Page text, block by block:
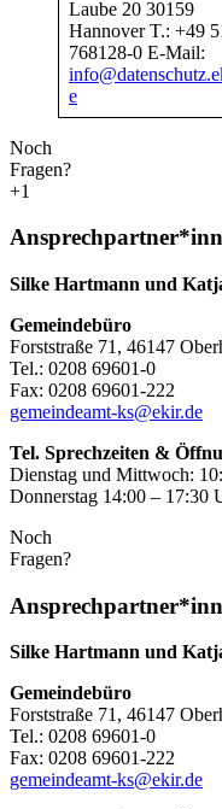
Laube 20 30159
Hannover T.: +49
768128-0 E-Mail:
e
Noch
Fragen?
+1
Silke Hartmann und
Gemeindebüro
Forststraße 71, 46147
Tel.: 0208 69601-0
Fax: 0208 69601-222
gemeindeamt-ks@ekir.de
Tel. Sprechzeiten &
Dienstag und Mittwoch:
Donnerstag 14:00 – 17:30
Noch
Fragen?
Silke Hartmann und
Gemeindebüro
Forststraße 71, 46147
Tel.: 0208 69601-0
Fax: 0208 69601-222
gemeindeamt-ks@ekir.de